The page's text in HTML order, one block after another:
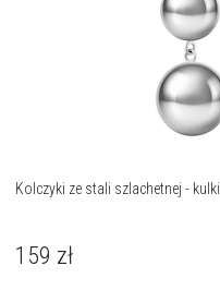
Kolczyki ze stali szlachetnej - kulki
159 zł